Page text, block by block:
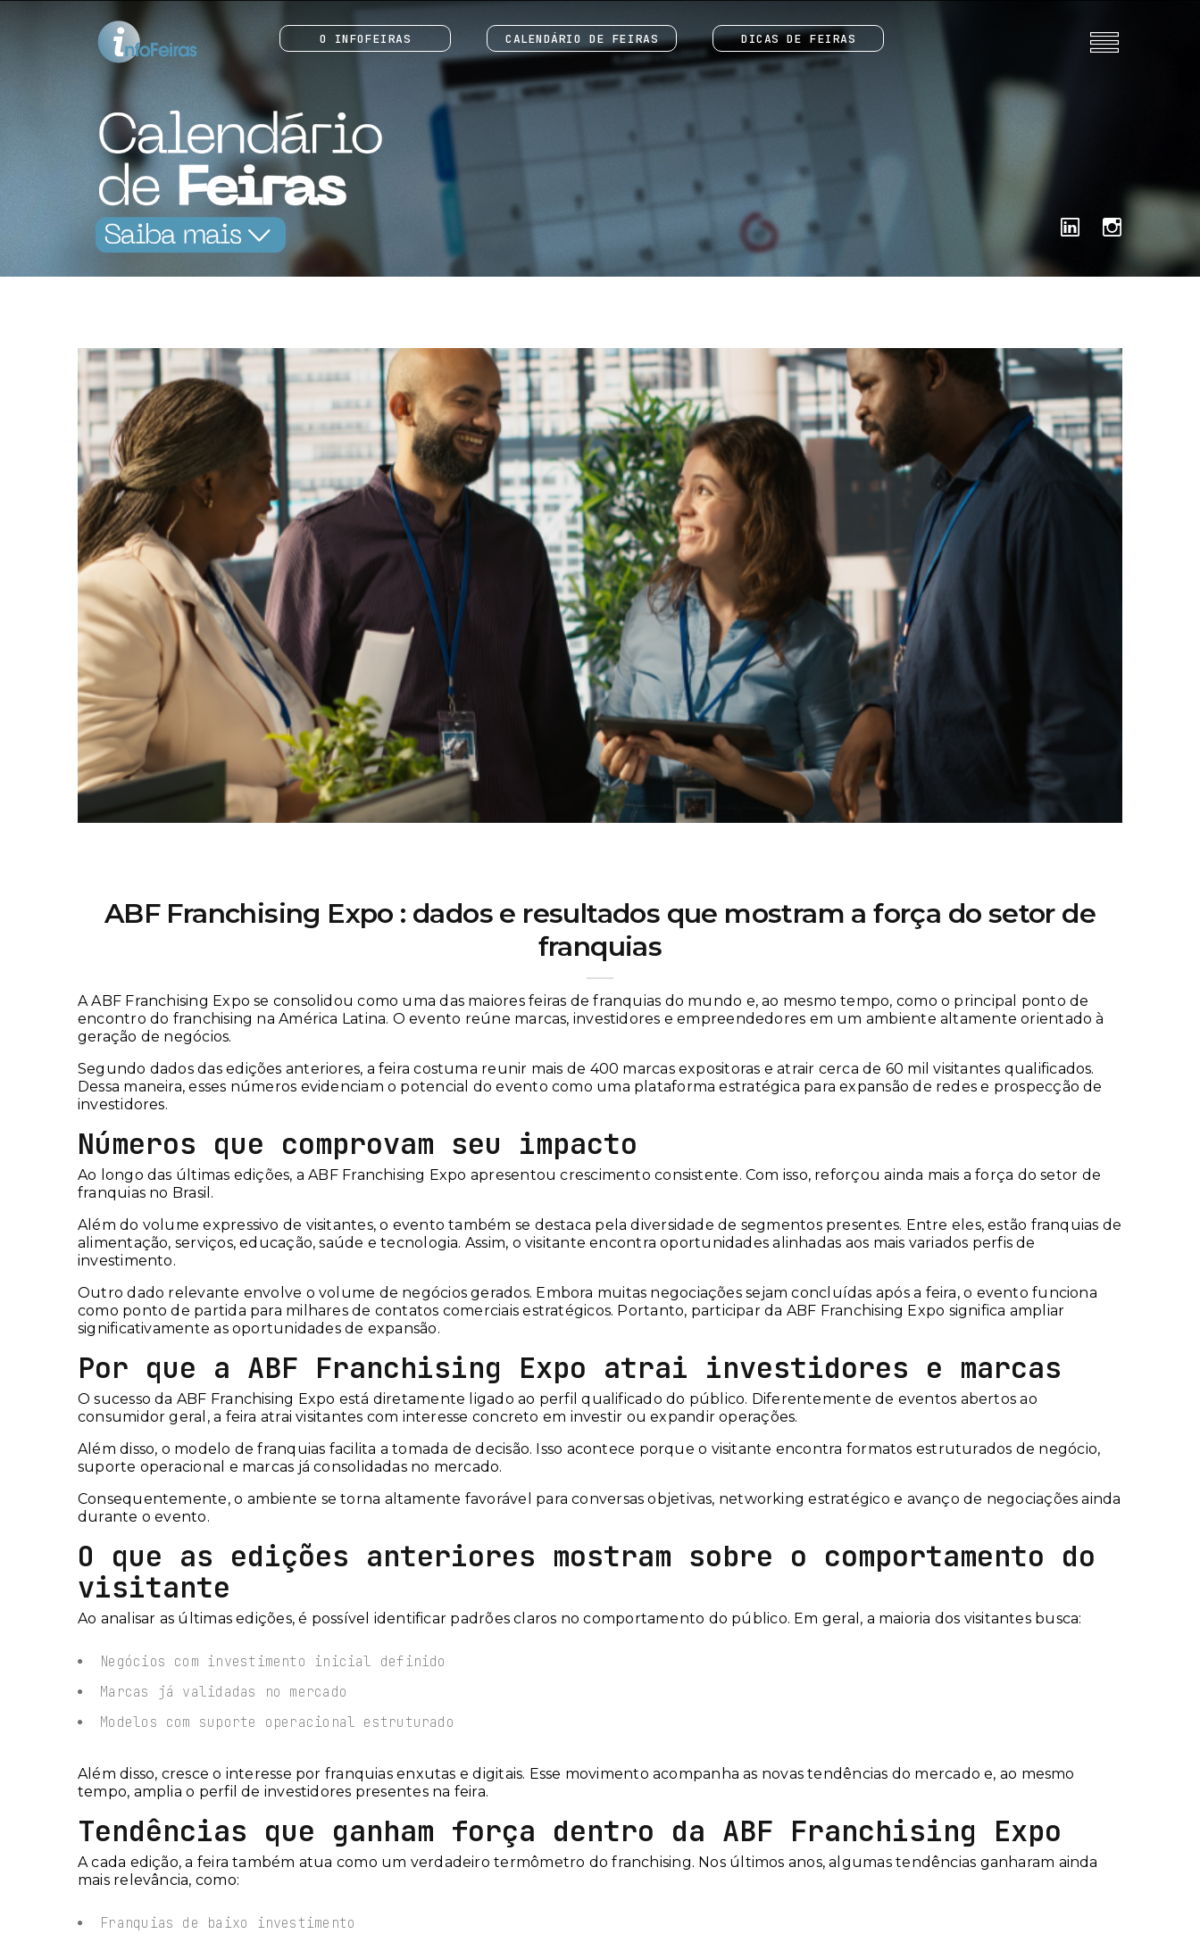
O INFOFEIRAS CALENDÁRIO DE FEIRAS DICAS DE FEIRAS
ABF Franchising Expo : dados e resultados que mostram a força do setor de
franquias
A ABF Franchising Expo se consolidou como uma das maiores feiras de franquias do mundo e, ao mesmo tempo, como o principal ponto de
encontro do franchising na América Latina. O evento reúne marcas, investidores e empreendedores em um ambiente altamente orientado à
geração de negócios.
Segundo dados das edições anteriores, a feira costuma reunir mais de 400 marcas expositoras e atrair cerca de 60 mil visitantes qualificados.
Dessa maneira, esses números evidenciam o potencial do evento como uma plataforma estratégica para expansão de redes e prospecção de
investidores.
Números que comprovam seu impacto
Ao longo das últimas edições, a ABF Franchising Expo apresentou crescimento consistente. Com isso, reforçou ainda mais a força do setor de
franquias no Brasil.
Além do volume expressivo de visitantes, o evento também se destaca pela diversidade de segmentos presentes. Entre eles, estão franquias de
alimentação, serviços, educação, saúde e tecnologia. Assim, o visitante encontra oportunidades alinhadas aos mais variados perfis de
investimento.
Outro dado relevante envolve o volume de negócios gerados. Embora muitas negociações sejam concluídas após a feira, o evento funciona
como ponto de partida para milhares de contatos comerciais estratégicos. Portanto, participar da ABF Franchising Expo significa ampliar
significativamente as oportunidades de expansão.
Por que a ABF Franchising Expo atrai investidores e marcas
O sucesso da ABF Franchising Expo está diretamente ligado ao perfil qualificado do público. Diferentemente de eventos abertos ao
consumidor geral, a feira atrai visitantes com interesse concreto em investir ou expandir operações.
Além disso, o modelo de franquias facilita a tomada de decisão. Isso acontece porque o visitante encontra formatos estruturados de negócio,
suporte operacional e marcas já consolidadas no mercado.
Consequentemente, o ambiente se torna altamente favorável para conversas objetivas, networking estratégico e avanço de negociações ainda
durante o evento.
O que as edições anteriores mostram sobre o comportamento do
visitante
Ao analisar as últimas edições, é possível identificar padrões claros no comportamento do público. Em geral, a maioria dos visitantes busca:
Negócios com investimento inicial definido
Marcas já validadas no mercado
Modelos com suporte operacional estruturado
Além disso, cresce o interesse por franquias enxutas e digitais. Esse movimento acompanha as novas tendências do mercado e, ao mesmo
tempo, amplia o perfil de investidores presentes na feira.
Tendências que ganham força dentro da ABF Franchising Expo
A cada edição, a feira também atua como um verdadeiro termômetro do franchising. Nos últimos anos, algumas tendências ganharam ainda
mais relevância, como:
Franquias de baixo investimento